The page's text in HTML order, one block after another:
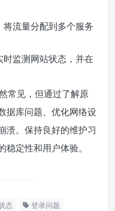
将流量分配到多个服务
时监测网站状态，并在
常见，但通过了解原
据库问题、优化网络设
溃。保持良好的维护习
定性和用户体验。
态 登录问题